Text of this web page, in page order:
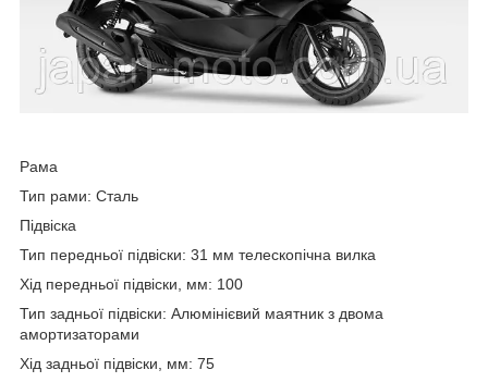
Рама
Тип рами: Сталь
Підвіска
Тип передньої підвіски: 31 мм телескопічна вилка
Хід передньої підвіски, мм: 100
Тип задньої підвіски: Алюмінієвий маятник з двома
амортизаторами
Хід задньої підвіски, мм: 75